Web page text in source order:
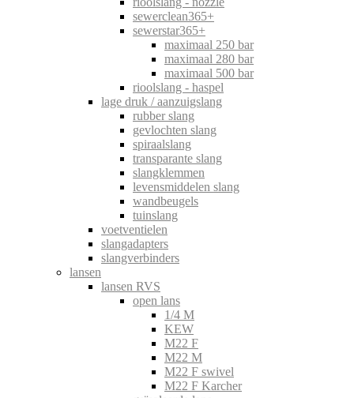
sewerclean365+
sewerstar365+
maximaal 250 bar
maximaal 280 bar
maximaal 500 bar
rioolslang - haspel
lage druk / aanzuigslang
rubber slang
gevlochten slang
spiraalslang
transparante slang
slangklemmen
levensmiddelen slang
wandbeugels
tuinslang
voetventielen
slangadapters
slangverbinders
lansen
lansen RVS
open lans
1/4 M
KEW
M22 F
M22 M
M22 F swivel
M22 F Karcher